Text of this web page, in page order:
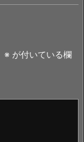
※ が付いている欄